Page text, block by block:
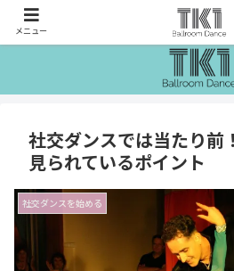
社交ダンスでは当たり前
見られているポイント
社交ダンスを始める
メニュー